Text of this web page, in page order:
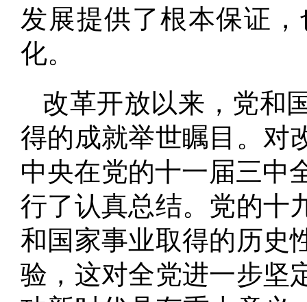
发展提供了根本保证
化。
改革开放以来，党和
得的成就举世瞩目 。 对
中央在党的十一届三中
行了认真总结。 党的十
和国家事业取得的历史
验，这对全党进一步坚